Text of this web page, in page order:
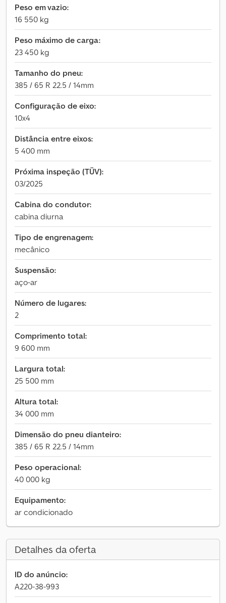
Peso em vazio:
16 550 kg
Peso máximo de carga:
23 450 kg
Tamanho do pneu:
385 / 65 R 22.5 / 14mm
Configuração de eixo:
10x4
Distância entre eixos:
5 400 mm
Próxima inspeção (TÜV):
03/2025
Cabina do condutor:
cabina diurna
Tipo de engrenagem:
mecânico
Suspensão:
aço-ar
Número de lugares:
2
Comprimento total:
9 600 mm
Largura total:
25 500 mm
Altura total:
34 000 mm
Dimensão do pneu dianteiro:
385 / 65 R 22.5 / 14mm
Peso operacional:
40 000 kg
Equipamento:
ar condicionado
Detalhes da oferta
ID do anúncio:
A220-38-993